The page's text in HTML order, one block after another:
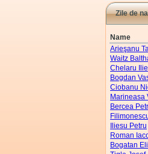
Zile de
Name
Arieşanu
Waitz
Chelaru Ilie
Bogdan
Ciobanu
Marineasa
Bercea
Iliesu Petru
Roman
Bogatan